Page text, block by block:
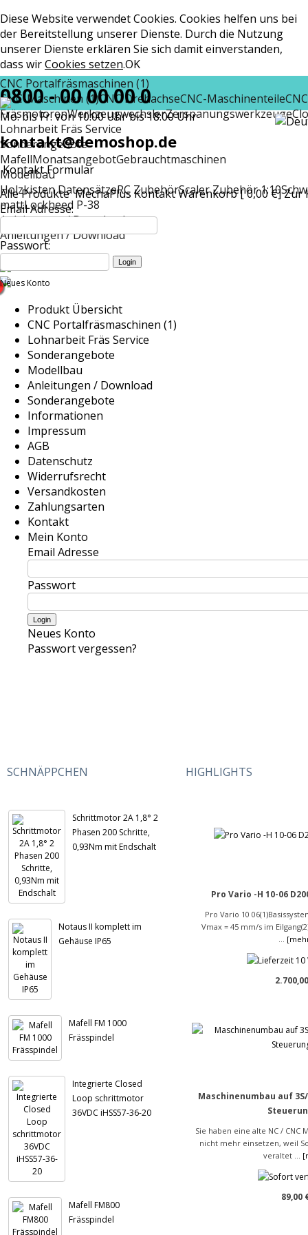
Diese Website verwendet Cookies. Cookies helfen uns bei
der Bereitstellung unserer Dienste. Durch die Nutzung
unserer Dienste erklären Sie sich damit einverstanden,
dass wirCookies setzen.OK
CNC Portalfräsmaschinen (1)
CNC-Maschinen (1)CNC DrehachseCNC-Maschinenteile
FräsmotorenWerkzeugwechslerZerspanungswerkzeuge
Lohnarbeit Fräs Service
Sonderangebote
MafellMonatsangebotGebrauchtmaschinen
Modellbau
Holzkisten DatensätzeRC ZubehörScaler Zubehör 1:10
mattLockheed P-38
Anleitungen / Download
Anleitungen / Download
0800 - 00 00 00 0
Mo. bis Fr. von 10:00 Uhr bis 18:00 Uhr
kontakt@demoshop.de
Kontakt Formular
Alle Produkte MechaPlus KontaktWarenkorb [ 0,00 €]Zur
Email Adresse:
Passwort:
Neues Konto
Produkt Übersicht
CNC Portalfräsmaschinen (1)
Lohnarbeit Fräs Service
Sonderangebote
Modellbau
Anleitungen / Download
Sonderangebote
Informationen
Impressum
AGB
Datenschutz
Widerrufsrecht
Versandkosten
Zahlungsarten
Kontakt
Mein Konto
Email Adresse
Passwort
Neues Konto
Passwort vergessen?
SCHNÄPPCHEN
Schrittmotor 2A 1,8° 2
Phasen 200 Schritte,
0,93Nm mit Endschalt
Notaus II komplett im
Gehäuse IP65
Mafell FM 1000
Frässpindel
Integrierte Closed
Loop schrittmotor
36VDC iHSS57-36-20
Mafell FM800
Frässpindel
HIGHLIGHTS
Pro Vario -H 10-06
Pro Vario 10
Vmax = 45 mm/s im
...
Maschinenumbau auf
Sie haben eine alte NC / CNC
nicht mehr einsetzen, weil
veraltet ...
89,00